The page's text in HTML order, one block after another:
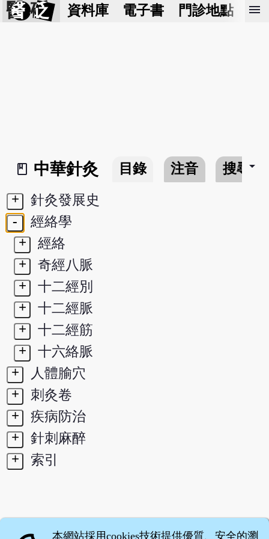
醫 砭 資料庫 電子書 門診地點 預
menu
book_2
中華針灸 目錄 注音 搜尋arrow_drop_down
+
針灸發展史
-
經絡學
+
經絡
+
奇經八脈
+
十二經別
+
十二經脈
+
十二經筋
+
十六絡脈
+
人體腧穴
+
刺灸卷
+
疾病防治
+
針刺麻醉
+
索引
本網站採用cookies技術提供優質、安全的瀏